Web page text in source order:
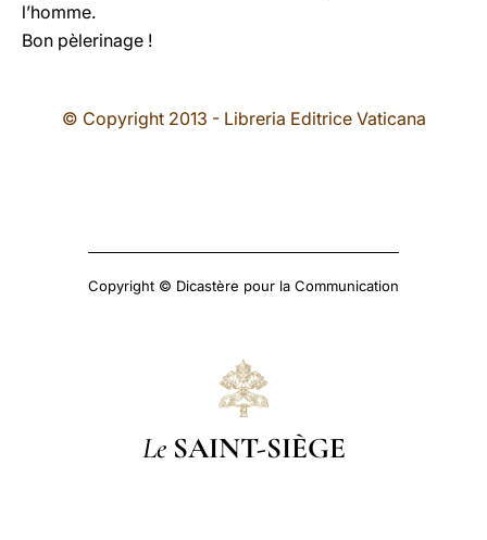
l’homme.
Bon pèlerinage !
© Copyright 2013 - Libreria Editrice Vaticana
Copyright © Dicastère pour la Communication
Le SAINT-SIÈGE